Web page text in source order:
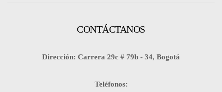
CONTÁCTANOS
Dirección: Carrera 29c # 79b - 34, Bogotá
Teléfonos: